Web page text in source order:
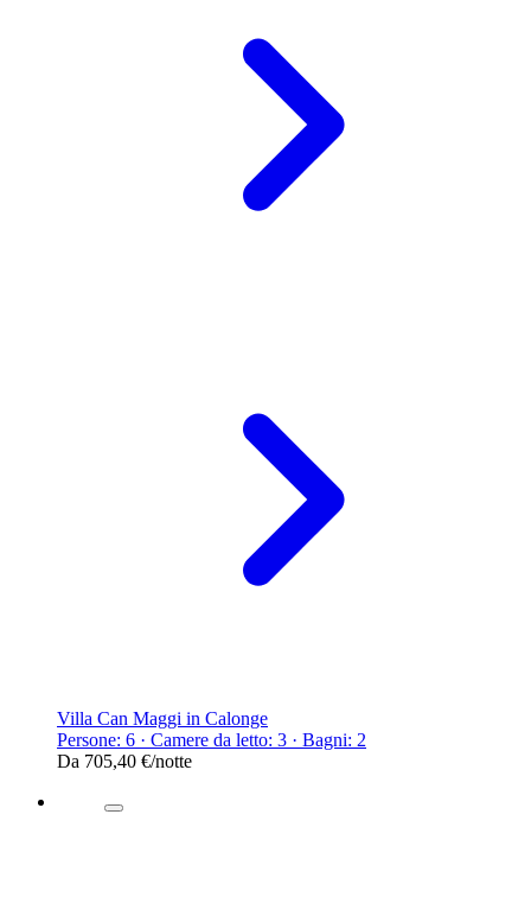
Villa Can Maggi in Calonge
Persone: 6 · Camere da letto: 3 · Bagni: 2
Da 705,40 €/notte